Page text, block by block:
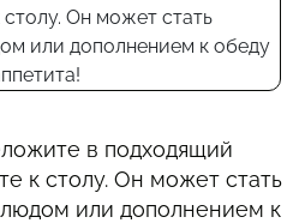
в подходящий
к столу. Он может стать
или дополнением к